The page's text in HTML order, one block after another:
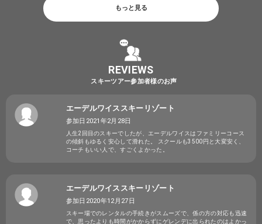
もっと見る
REVIEWS
スキーツアー参加者様のお声
エーデルワイススキーリゾート
参加日2021年2月28日
人生2回目のスキーでしたが、エーデルワイスはファミリーコース
の傾斜もゆるく安心して滑れた。 スクールも3500円と大変安く、
コーチもいい人で、すごくよかった。
エーデルワイススキーリゾート
参加日2020年12月27日
スキー場でのレンタルの手続きがスムーズで、係の方の対応も迅速
で、思ったよりも時間がかからずにゲレンデに出られたのはよかっ